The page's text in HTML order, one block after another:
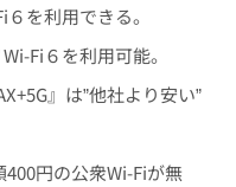
を利用できる。
Fi６を利用可能。
』は”他社より安い”
400円の公衆Wi-Fiが無